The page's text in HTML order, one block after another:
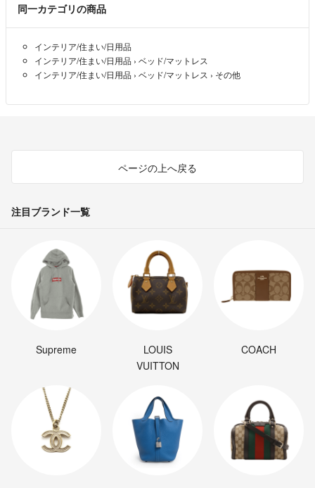
同一カテゴリの商品
インテリア/住まい/日用品
インテリア/住まい/日用品 › ベッド/マットレス
インテリア/住まい/日用品 › ベッド/マットレス › その他
ページの上へ戻る
注目ブランド一覧
Supreme
LOUIS
VUITTON
COACH